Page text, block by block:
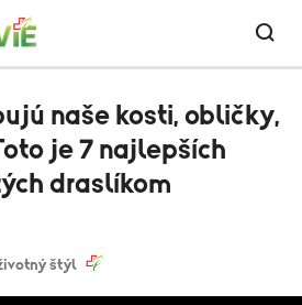
štýl
naše kosti, obličky,
je 7 najlepších
draslíkom